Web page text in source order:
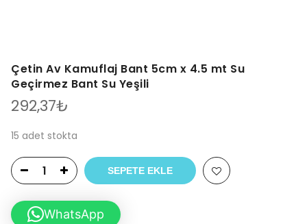
Çetin Av Kamuflaj Bant 5cm x 4.5 mt Su
Geçirmez Bant Su Yeşili
292,37₺
15 adet stokta
SEPETE EKLE
WhatsApp